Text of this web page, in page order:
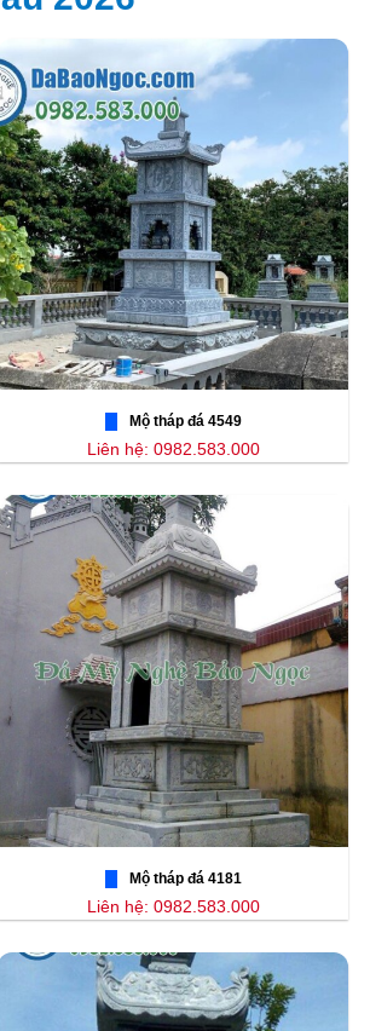
Mộ tháp đá 4549
Liên hệ: 0982.583.000
Mộ tháp đá 4181
Liên hệ: 0982.583.000